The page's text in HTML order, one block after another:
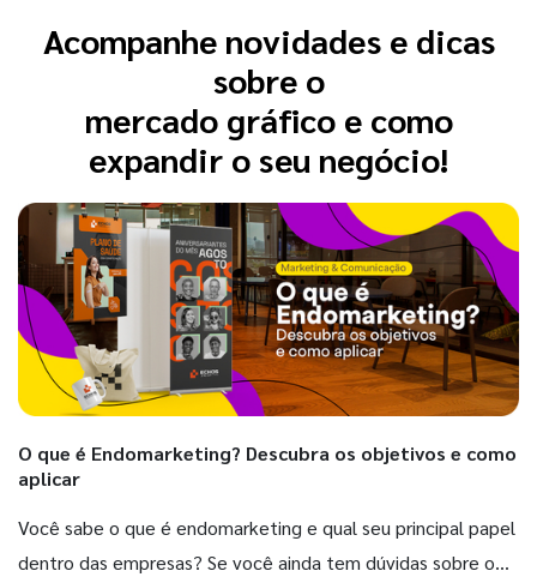
Acompanhe novidades e dicas
sobre o
mercado gráfico e como
expandir o seu negócio!
O que é Endomarketing? Descubra os objetivos e como
aplicar
Você sabe o que é endomarketing e qual seu principal papel
dentro das empresas? Se você ainda tem dúvidas sobre o